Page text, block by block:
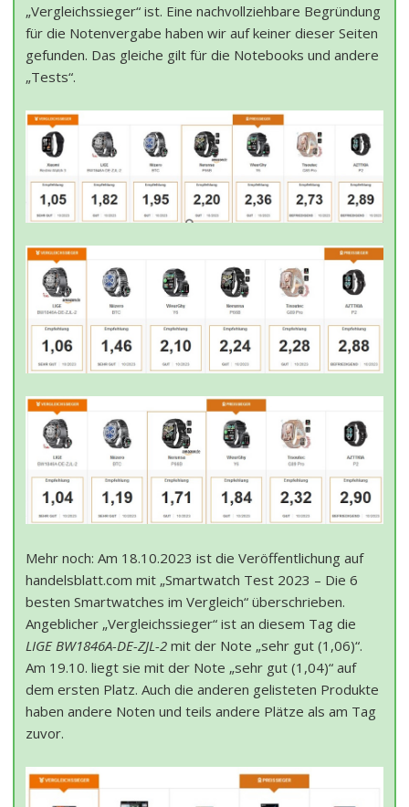
„Vergleichssieger“ ist. Eine nachvollziehbare Begründung
für die Notenvergabe haben wir auf keiner dieser Seiten
gefunden. Das gleiche gilt für die Notebooks und andere
„Tests“.
Mehr noch: Am 18.10.2023 ist die Veröffentlichung auf
handelsblatt.com mit „Smartwatch Test 2023 – Die 6
besten Smartwatches im Vergleich“ überschrieben.
Angeblicher „Vergleichssieger“ ist an diesem Tag die
LIGE BW1846A-DE-ZJL-2 mit der Note „sehr gut (1,06)“.
Am 19.10. liegt sie mit der Note „sehr gut (1,04)“ auf
dem ersten Platz. Auch die anderen gelisteten Produkte
haben andere Noten und teils andere Plätze als am Tag
zuvor.